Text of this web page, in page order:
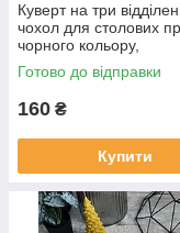
Куверт на три
чохол для столових
чорного кольору,
водовідштовхуючий
Готово до відправки
160 ₴
Купити